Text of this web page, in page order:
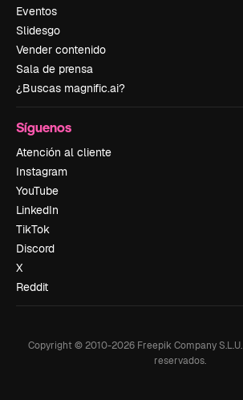
Eventos
Slidesgo
Vender contenido
Sala de prensa
¿Buscas magnific.ai?
Síguenos
Atención al cliente
Instagram
YouTube
LinkedIn
TikTok
Discord
X
Reddit
Copyright © 2010-2026 Freepik Company S.L.U.
reservados.